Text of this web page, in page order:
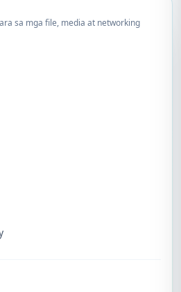
sa mga file, media at networking